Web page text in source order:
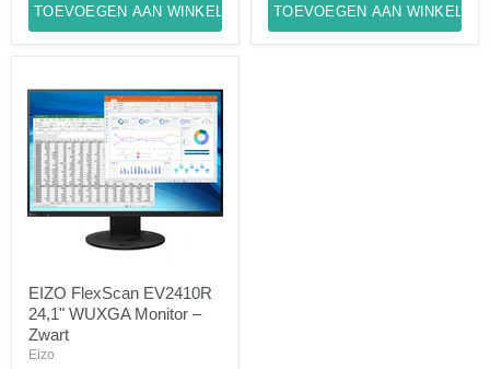
TOEVOEGEN AAN WINKELWAGENTOEVOEGEN AAN
FlexScan
EV2410R
24,1"
WUXGA
EIZO FlexScan EV2410R
24,1" WUXGA Monitor –
Zwart
Eizo